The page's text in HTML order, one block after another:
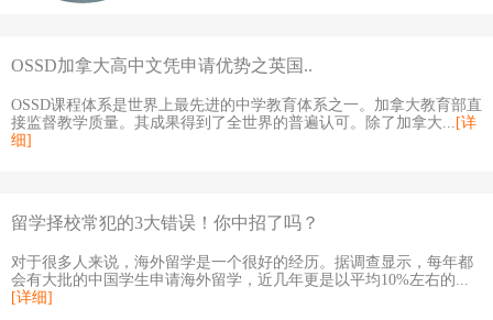
OSSD加拿大高中文凭申请优势之英国..
OSSD课程体系是世界上最先进的中学教育体系之一。加拿大教育部直
接监督教学质量。其成果得到了全世界的普遍认可。除了加拿大... [详
细]
留学择校常犯的3大错误！你中招了吗？
对于很多人来说，海外留学是一个很好的经历。据调查显示，每年都
会有大批的中国学生申请海外留学，近几年更是以平均10%左右的...
[详细]